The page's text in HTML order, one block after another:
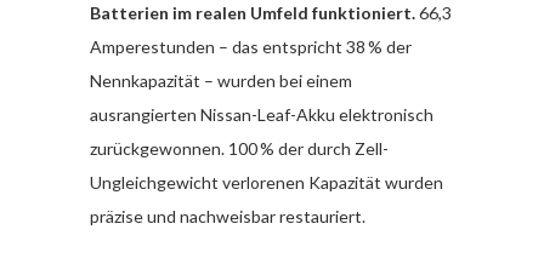
Batterien im realen Umfeld funktioniert.66,3
Amperestunden – das entspricht 38 % der
Nennkapazität – wurden bei einem
ausrangierten Nissan-Leaf-Akku elektronisch
zurückgewonnen. 100 % der durch Zell-
Ungleichgewicht verlorenen Kapazität wurden
präzise und nachweisbar restauriert.